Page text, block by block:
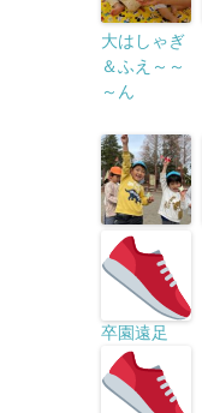
大はしゃぎ
＆ふえ～～
～ん
卒園遠足